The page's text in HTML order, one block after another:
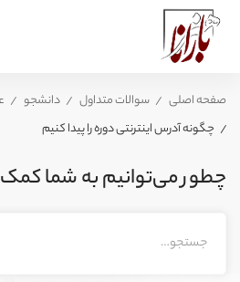
صفحه اصلی سوالات متداول دانشجو
چگونه آدرس اینترنتی دوره را پیدا کنیم
چطور می‌توانیم به شما